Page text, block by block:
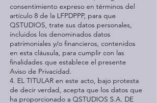
consentimiento expreso en términos del
artículo 8 de la LFPDPPP, para que
QSTUDIOS, trate sus datos personales,
incluidos los denominados datos
patrimoniales y/o financieros, contenidos
en esta cláusula, para cumplir con las
finalidades que establece el presente
Aviso de Privacidad.
4. EL TITULAR en este acto, bajo protesta
de decir verdad, acepta que los datos que
ha proporcionado a QSTUDIOS S.A. DE